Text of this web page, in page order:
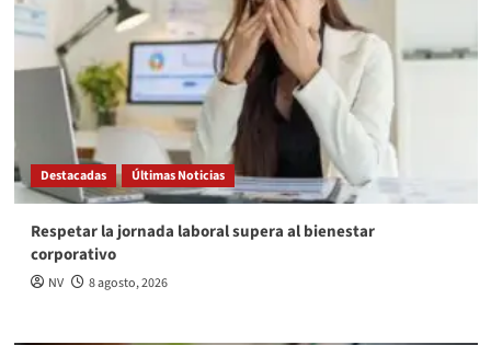
Destacadas Últimas Noticias
Respetar la jornada laboral supera al bienestar
corporativo
NV 8 agosto, 2026